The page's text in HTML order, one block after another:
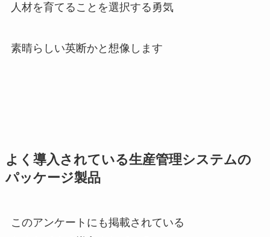
人材を育てることを選択する勇気
素晴らしい英断かと想像します
よく導入されている生産管理システムの
パッケージ製品
このアンケートにも掲載されている